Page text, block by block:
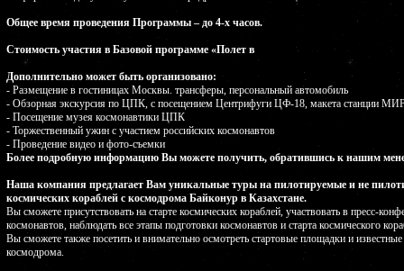
Общее время проведения Программы – до 4-х часов.
Стоимость участия в Базовой программе «Полет в
Дополнительно может быть организовано:
- Размещение в гостиницах Москвы. трансферы, персональный автомобиль
- Обзорная экскурсия по ЦПК, с посещением Центрифуги ЦФ-18, макета станции
- Посещение музея космонавтики ЦПК
- Торжественный ужин с участием российских космонавтов
- Проведение видео и фото-съемки
Более подробную информацию Вы можете получить, обратившись к нашим
Наша компания предлагает Вам уникальные туры на пилотируемые и не
космических кораблей с космодрома Байконур в Казахстане.
Вы сможете присутствовать на старте космических кораблей, участвовать в пресс-
космонавтов, наблюдать все этапы подготовки космонавтов и старта космического
Вы сможете также посетить и внимательно осмотреть стартовые площадки и известные
космодрома.